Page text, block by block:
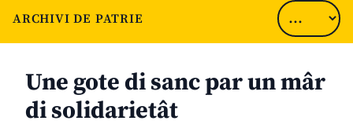
ARCHIVI DE PATRIE
Une gote di sanc par un mâr
di solidarietât